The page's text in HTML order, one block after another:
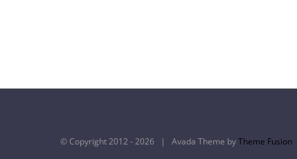
© Copyright 2012 -2026 | Avada Theme byTheme Fusion